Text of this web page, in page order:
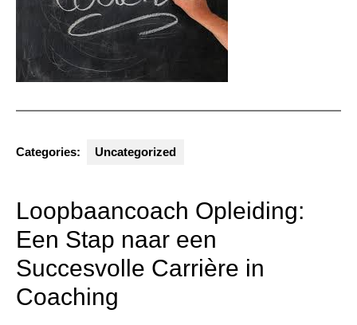
Categories: Uncategorized
Loopbaancoach Opleiding:
Een Stap naar een
Succesvolle Carrière in
Coaching